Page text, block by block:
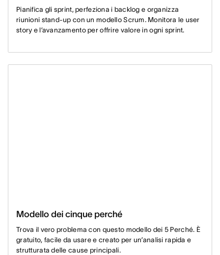
Pianifica gli sprint, perfeziona i backlog e organizza
riunioni stand-up con un modello Scrum. Monitora le user
story e l’avanzamento per offrire valore in ogni sprint.
Modello dei cinque perché
Trova il vero problema con questo modello dei 5 Perché. È
gratuito, facile da usare e creato per un’analisi rapida e
strutturata delle cause principali.